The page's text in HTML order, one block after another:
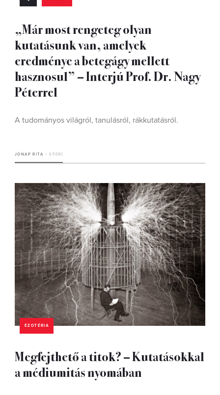
„Már most rengeteg olyan
kutatásunk van, amelyek
eredménye a betegágy mellett
hasznosul” – Interjú Prof. Dr. Nagy
Péterrel
A tudományos világról, tanulásról, rákkutatásról.
JÓNAP RITA 6 PERC
EZOTÉRIA
Megfejthető a titok? – Kutatásokkal
a médiumitás nyomában